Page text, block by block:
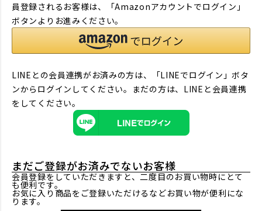
員登録されるお客様は、「Amazonアカウントでログイン」
ボタンよりお進みください。
LINEとの会員連携がお済みの方は、「LINEでログイン」ボタ
ンからログインしてください。まだの方は、 LINEと会員連携
をしてください。
まだご登録がお済みでないお客様
会員登録をしていただきますと、二度目のお買い物時にとて
も便利です。
お気に入り商品をご登録いただけるなどお買い物が便利にな
ります。